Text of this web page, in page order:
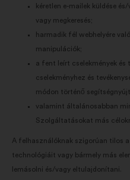
kéretlen e-mailek küldése
vagy megkeresés;
harmadik fél webhelyére
manipulációk;
a fent leírt cselekmények és
cselekményhez és
módon történő
valamint általánosabban
Szolgáltatásokat más
A felhasználóknak szigorúan tilos
technológiáit vagy bármely más
lemásolni és/vagy eltulajdonítani.